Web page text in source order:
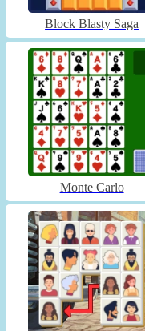
Block Blasty Saga
Monte Carlo